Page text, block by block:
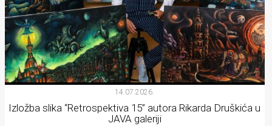
14.07.2026.
Izložba slika “Retrospektiva 15” autora Rikarda Druškića u
JAVA galeriji